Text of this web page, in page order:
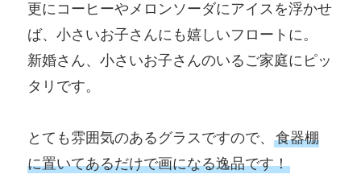
更にコーヒーやメロンソーダにアイスを浮かせ
ば、小さいお子さんにも嬉しいフロートに。
新婚さん、小さいお子さんのいるご家庭にピッ
タリです。
とても雰囲気のあるグラスですので、食器棚
に置いてあるだけで画になる逸品です！